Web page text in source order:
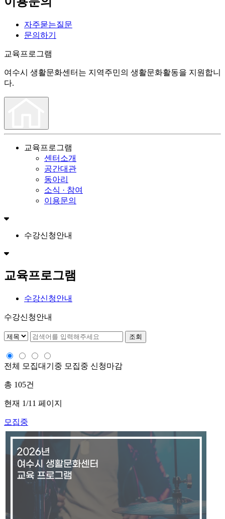
자주묻는질문
문의하기
교육프로그램
여수시 생활문화센터는 지역주민의 생활문화활동을 지원합니
다.
교육프로그램
센터소개
공간대관
동아리
소식 · 참여
이용문의
수강신청안내
교육프로그램
수강신청안내
수강신청안내
조회
전체 모집대기중 모집중 신청마감
총 105건
현재 1/11 페이지
모집중